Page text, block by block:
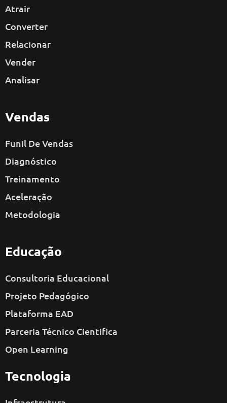
Atrair
Converter
Relacionar
Vender
Analisar
Vendas
Funil De Vendas
Diagnóstico
Treinamento
Aceleração
Metodologia
Educação
Consultoria Educacional
Projeto Pedagógico
Plataforma EAD
Parceria Técnico Cientifica
Open Learning
Tecnologia